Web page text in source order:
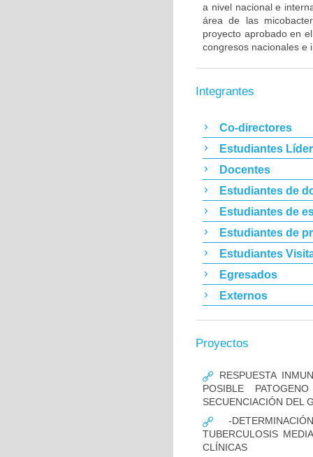
a nivel nacional e
área de las
proyecto aprobado en
congresos nacionales e
Integrantes
Co-directores
Estudiantes
Docentes
Estudiantes de
Estudiantes de
Estudiantes de
Estudiantes
Egresados
Externos
Proyectos
RESPUESTA
POSIBLE
SECUENCIACIÓN DEL
-
TUBERCULOSIS
CLÍNICAS